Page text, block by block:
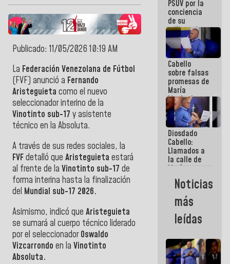
Publicado: 11/05/2026 10:19 AM
La Federación Venezolana de Fútbol
(FVF) anunció a Fernando
Aristeguieta como el nuevo
seleccionador interino de la
Vinotinto sub-17 y asistente
técnico en la Absoluta.
A través de sus redes sociales, la
FVFdetalló que Aristeguieta estará
al frente de la Vinotinto sub-17 de
forma interina hasta la finalización
del Mundial sub-17 2026.
Asimismo, indicó que Aristeguieta
se sumará al cuerpo técnico liderado
por el seleccionadorOswaldo
Vizcarrondo en la Vinotinto
Absoluta.
PSUV por la
conciencia
de su
militancia
es la
organización
política más
sólida de
Venezuela
Cabello
sobre falsas
promesas de
María
Machado:
¿Quién le
puede creer?
¿Y la gente
que ella iba
a salvar en
La Guaira?
Diosdado
Cabello:
Llamados a
la calle de
María
Machado se
estrellaron
de frente
contra el
Pueblo
Noticias
más
leídas